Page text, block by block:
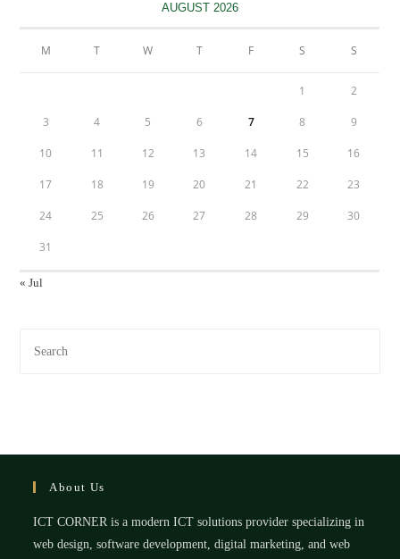
AUGUST 2026
M T W T F S S
1 2
3 4 5 6 7 8 9
10 11 12 13 14 15 16
17 18 19 20 21 22 23
24 25 26 27 28 29 30
31
« Jul
About Us
ICT CORNER is a modern ICT solutions provider specializing in
web design, software development, digital marketing, and web